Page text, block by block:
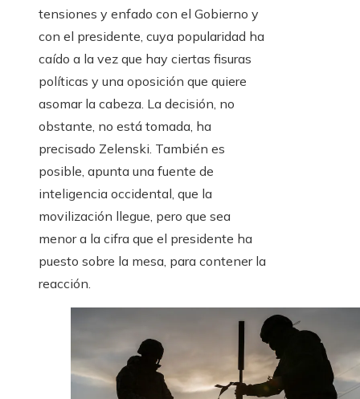
tensiones y enfado con el Gobierno y
con el presidente, cuya popularidad ha
caído a la vez que hay ciertas fisuras
políticas y una oposición que quiere
asomar la cabeza. La decisión, no
obstante, no está tomada, ha
precisado Zelenski. También es
posible, apunta una fuente de
inteligencia occidental, que la
movilización llegue, pero que sea
menor a la cifra que el presidente ha
puesto sobre la mesa, para contener la
reacción.